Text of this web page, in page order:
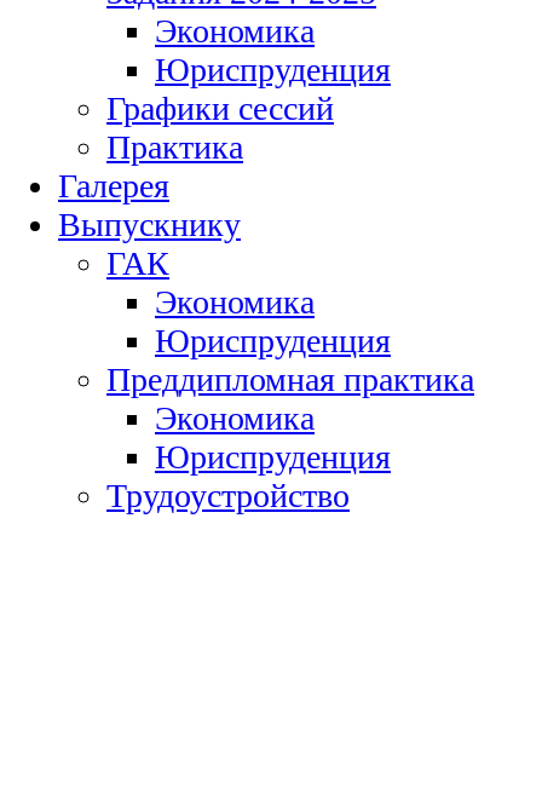
Экономика
Юриспруденция
Графики сессий
Практика
Галерея
Выпускнику
ГАК
Экономика
Юриспруденция
Преддипломная практика
Экономика
Юриспруденция
Трудоустройство